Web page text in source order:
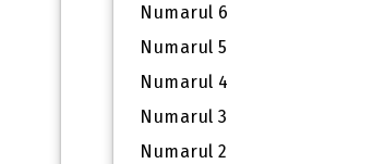
Numarul 6
Numarul 5
Numarul 4
Numarul 3
Numarul 2